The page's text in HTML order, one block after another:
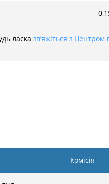
ласка зв’яжіться з Центром
Комісія